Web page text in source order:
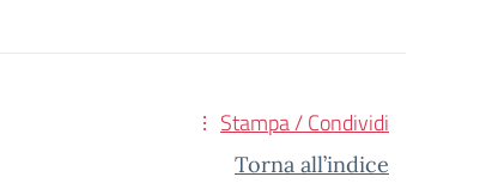
Stampa / Condividi
Torna all’indice